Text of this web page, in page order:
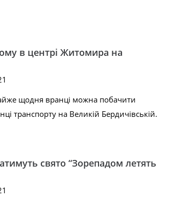
в центрі Житомира на
щодня вранці можна побачити
транспорту на Великій Бердичівській.
свято “Зорепадом летять